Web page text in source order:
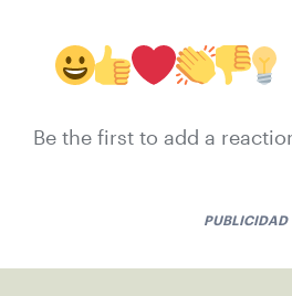
Be the first to add a
PUBLICIDAD